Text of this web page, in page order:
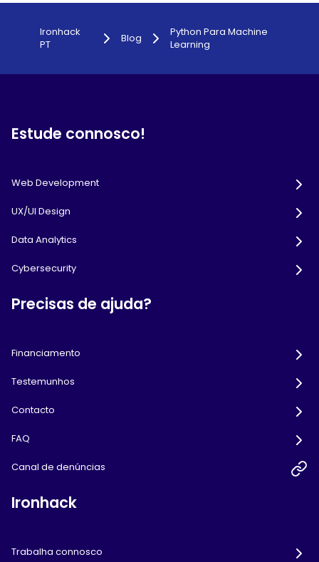
Ironhack
PT
Blog
Python Para Machine
Learning
Estude connosco!
Web Development
UX/UI Design
Data Analytics
Cybersecurity
Precisas de ajuda?
Financiamento
Testemunhos
Contacto
FAQ
Canal de denúncias
Ironhack
Trabalha connosco